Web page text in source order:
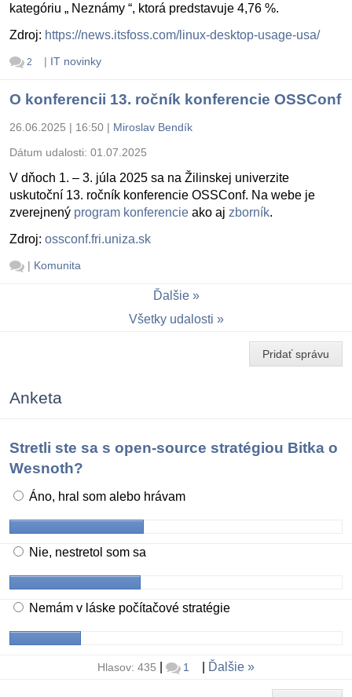
kategóriu „ Neznámy “, ktorá predstavuje 4,76 %.
Zdroj: https://news.itsfoss.com/linux-desktop-usage-usa/
2 | IT novinky
O konferencii 13. ročník konferencie OSSConf
26.06.2025 | 16:50 | Miroslav Bendík
Dátum udalosti: 01.07.2025
V dňoch 1. – 3. júla 2025 sa na Žilinskej univerzite
uskutoční 13. ročník konferencie OSSConf. Na webe je
zverejnený program konferencie ako aj zborník.
Zdroj: ossconf.fri.uniza.sk
| Komunita
Ďalšie
Všetky udalosti
Pridať správu
Anketa
Stretli ste sa s open-source stratégiou Bitka o
Wesnoth?
Áno, hral som alebo hrávam
Nie, nestretol som sa
Nemám v láske počítačové stratégie
Hlasov: 435 1 Ďalšie